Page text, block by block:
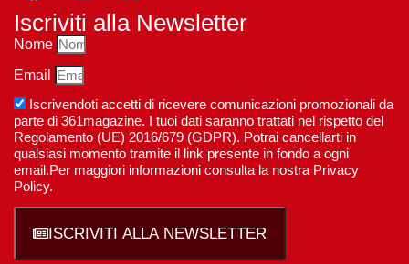
Iscriviti alla Newsletter
Nome
Email
Iscrivendoti accetti di ricevere comunicazioni promozionali da
parte di 361magazine. I tuoi dati saranno trattati nel rispetto del
Regolamento (UE) 2016/679 (GDPR). Potrai cancellarti in
qualsiasi momento tramite il link presente in fondo a ogni
email.Per maggiori informazioni consulta la nostra Privacy
Policy.
ISCRIVITI ALLA NEWSLETTER